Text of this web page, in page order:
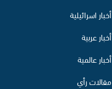
أخبار اسرائيلية
أخبار عربية
أخبار عالمية
مقالات رأي